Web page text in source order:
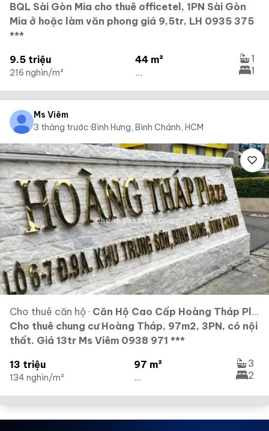
BQL Sài Gòn Mia cho thuê officetel, 1PN Sài Gòn
Mia ở hoặc làm văn phong giá 9,5tr, LH 0935 375
***
9.5 triệu
216 nghìn/m²
44 m²
...
1
1
Ms Viêm
3 tháng trước·Bình Hưng, Bình Chánh, HCM
Cho thuê căn hộ · Căn Hộ Cao Cấp Hoàng Tháp Plaza
Cho thuê chung cư Hoàng Tháp, 97m2, 3PN, có nội
thất. Giá 13tr Ms Viêm 0938 971 ***
13 triệu
134 nghìn/m²
97 m²
...
3
2